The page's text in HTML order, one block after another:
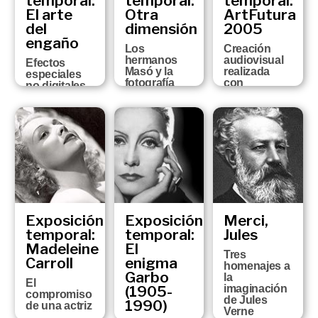
SEPTIEMBRE
DEL 2007 AL 3
DE FEBRERO
DEL 2008
El arte
del
engaño
Efectos
especiales
no digitales
31 DE MAYO
AL 2 DE
SEPTIEMBRE
DE 2007
Otra
dimensión
Los
hermanos
Masó y la
fotografía
estereoscópica
24 DE
OCTUBRE DEL
2006 AL 28 DE
ENERO DEL
2007
ArtFutura
2005
Creación
audiovisual
realizada
con
tecnologías
de última
generación
26 DE JUNIO A
1 DE
OCTUBRE DE
2006
Exposición
temporal:
Madeleine
Carroll
El
compromiso
de una actriz
Exposición
temporal:
El
enigma
Garbo
(1905-
1990)
Merci,
Jules
Tres
homenajes a
la
imaginación
de Jules
Verne